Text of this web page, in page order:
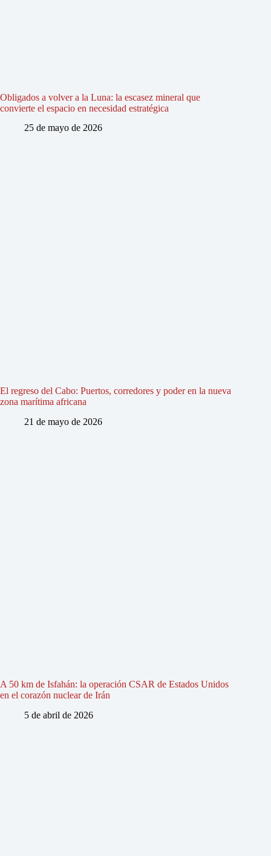
Obligados a volver a la Luna: la escasez mineral que
convierte el espacio en necesidad estratégica
25 de mayo de 2026
El regreso del Cabo: Puertos, corredores y poder en la nueva
zona marítima africana
21 de mayo de 2026
A 50 km de Isfahán: la operación CSAR de Estados Unidos
en el corazón nuclear de Irán
5 de abril de 2026